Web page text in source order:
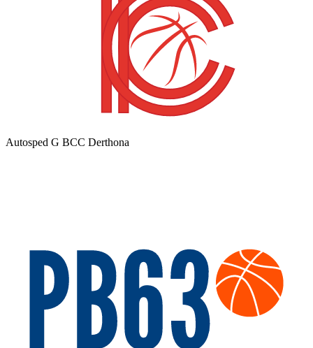
Autosped G BCC Derthona